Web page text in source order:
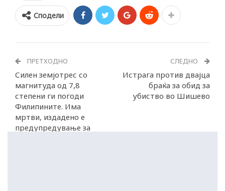
Сподели
ПРЕТХОДНО
Силен земјотрес со
магнитуда од 7,8
степени ги погоди
Филипините. Има
мртви, издадено е
предупредување за
СЛЕДНО
Истрага против двајца
браќа за обид за
убиство во Шишево